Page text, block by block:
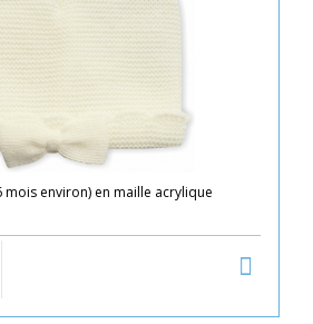
environ) en maille acrylique